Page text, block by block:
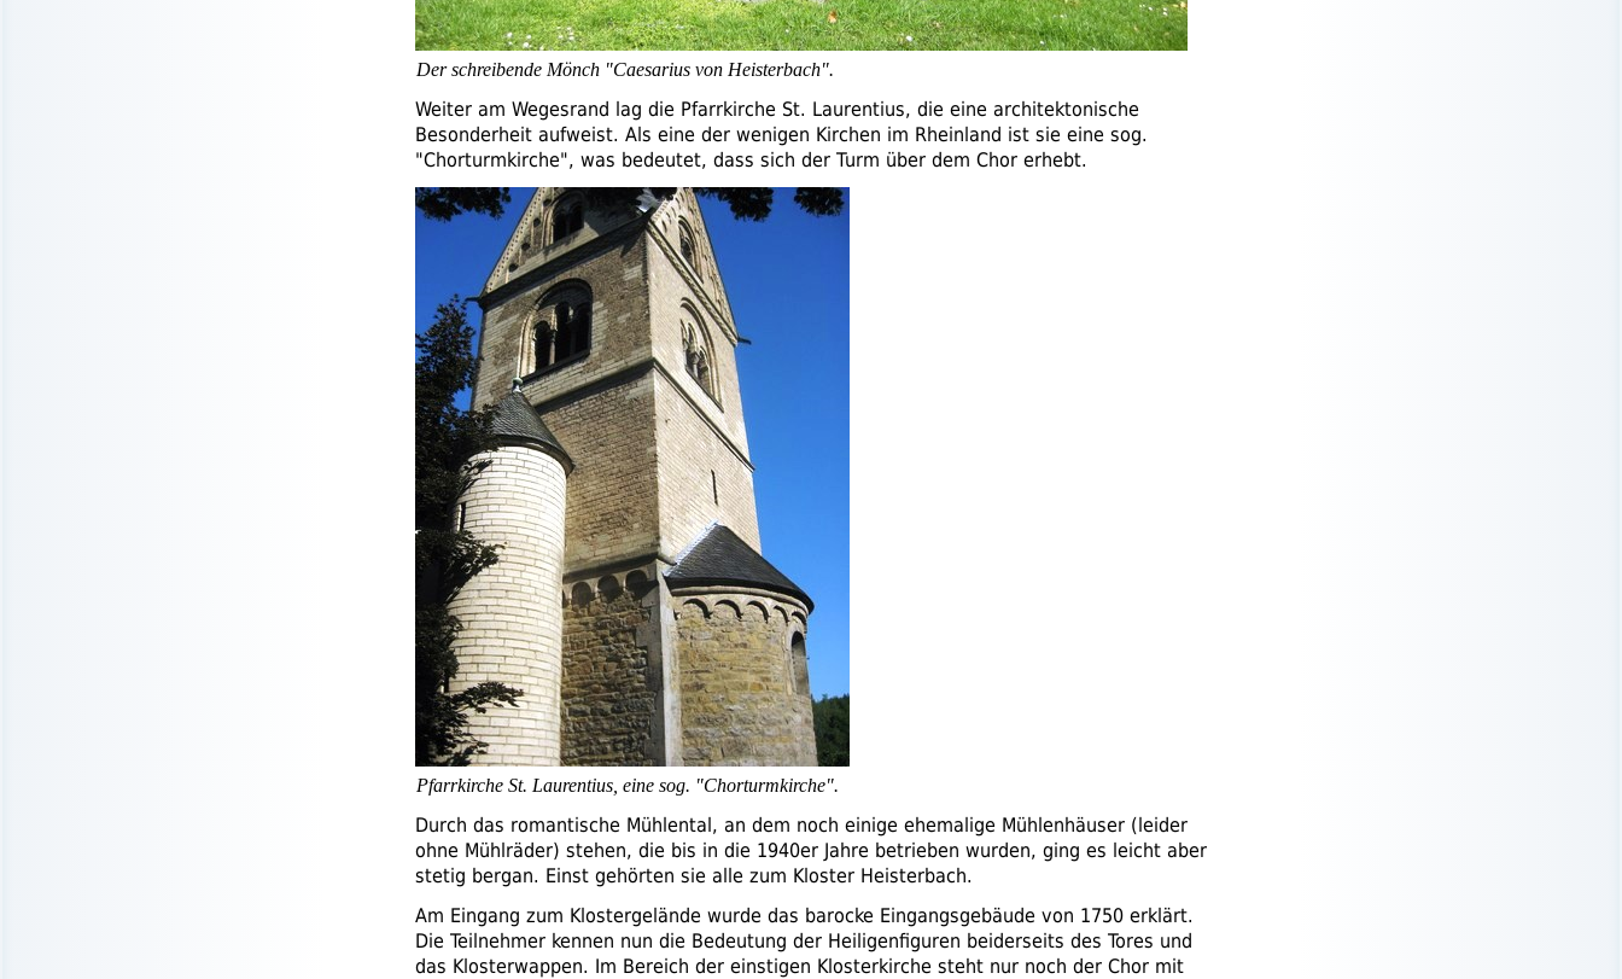
Der schreibende Mönch "Caesarius von Heisterbach".
Weiter am Wegesrand lag die Pfarrkirche St. Laurentius, die eine architektonische
Besonderheit aufweist. Als eine der wenigen Kirchen im Rheinland ist sie eine sog.
"Chorturmkirche", was bedeutet, dass sich der Turm über dem Chor erhebt.
Pfarrkirche St. Laurentius, eine sog. "Chorturmkirche".
Durch das romantische Mühlental, an dem noch einige ehemalige Mühlenhäuser (leider
ohne Mühlräder) stehen, die bis in die 1940er Jahre betrieben wurden, ging es leicht aber
stetig bergan. Einst gehörten sie alle zum Kloster Heisterbach.
Am Eingang zum Klostergelände wurde das barocke Eingangsgebäude von 1750 erklärt.
Die Teilnehmer kennen nun die Bedeutung der Heiligenfiguren beiderseits des Tores und
das Klosterwappen. Im Bereich der einstigen Klosterkirche steht nur noch der Chor mit